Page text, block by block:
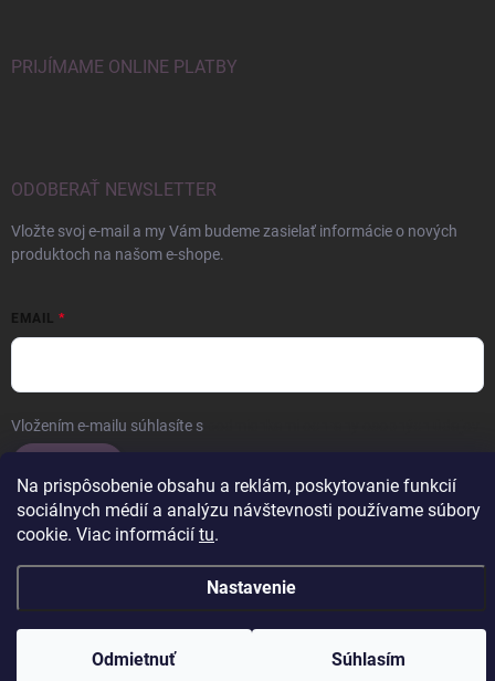
Na prispôsobenie obsahu a reklám, poskytovanie funkcií
sociálnych médií a analýzu návštevnosti používame súbory
cookie. Viac informácií tu.
Nastavenie
Odmietnuť Súhlasím
PRIJÍMAME ONLINE PLATBY
ODOBERAŤ NEWSLETTER
Vložte svoj e-mail a my Vám budeme zasielať informácie o nových
produktoch na našom e-shope.
EMAIL
Vložením e-mailu súhlasíte s
Copyright 2026ERROW. Všetky práva vyhradené.Upraviť nastavenie
cookies